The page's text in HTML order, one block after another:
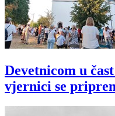
Devetnicom u
vjernici se